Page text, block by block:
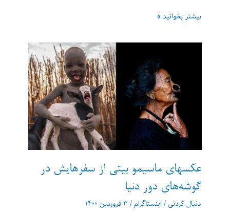
علیرضا
شکارچی
بیشتر بخوانید »
عکسهای ماسیمو بیتی از سفرهایش در
گوشه‌های دور دنیا
دنبال کردنی/اینستاگرام/ ۳ فروردین ۱۴۰۰